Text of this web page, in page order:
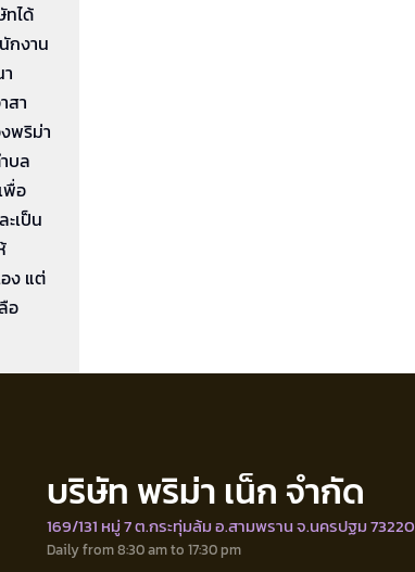
ทได้
กงาน
สา
พริม่า
บล
พื่อ
เป็น
ง แต่
อ
บริษัท พริม่า เน็ก จำกัด
169/131 หมู่ 7 ต.กระทุ่มล้ม อ.สามพราน จ.นครปฐม 73220
Daily from 8:30 am to 17:30 pm